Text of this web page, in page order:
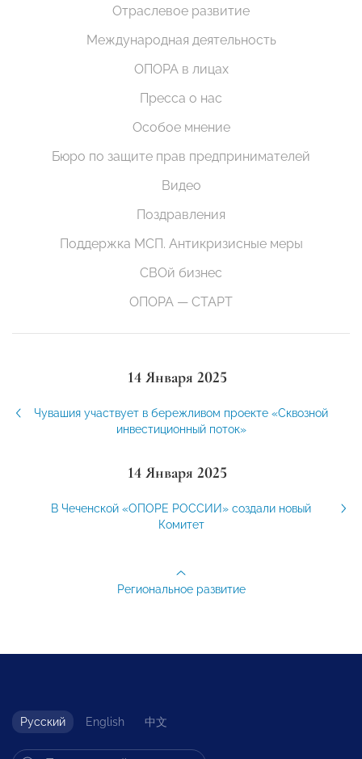
Отраслевое развитие
Международная деятельность
ОПОРА в лицах
Пресса о нас
Особое мнение
Бюро по защите прав предпринимателей
Видео
Поздравления
Поддержка МСП. Антикризисные меры
СВОй бизнес
ОПОРА — СТАРТ
14 Января 2025
Чувашия участвует в бережливом проекте «Сквозной
инвестиционный поток»
14 Января 2025
В Чеченской «ОПОРЕ РОССИИ» создали новый
Комитет
Региональное развитие
Русский English 中文